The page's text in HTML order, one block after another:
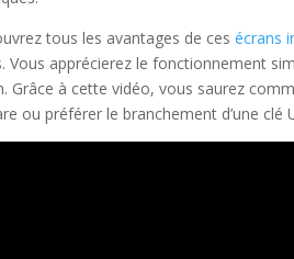
tous les avantages de cesécrans
Vous apprécierez le fonctionnement
Grâce à cette vidéo, vous saurez
ou préférer le branchement d’une clé